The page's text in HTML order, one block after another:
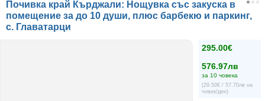
Почивка край Кърджали: Нощувка със закуска в
помещение за до 10 души, плюс барбекю и паркинг,
с. Главатарци
295.00€
576.97лв
за 10 човека
(29.50€ / 57.70лв на
човек/ден)